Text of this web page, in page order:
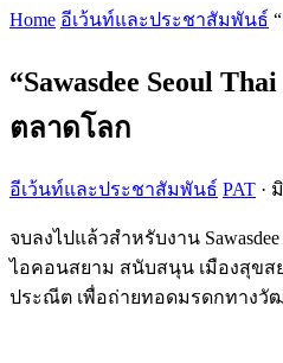
Home อีเว้นท์และประชาสัมพันธ์
“Sawasdee Seoul
ตลาดโลก
อีเว้นท์และประชาสัมพันธ์ PAT ·
จบลงไปแล้วสำหรับงาน
ไอคอนสยาม สนับสนุน เมืองสุข
ประณีต เพื่อถ่ายทอดมรดกทางวั